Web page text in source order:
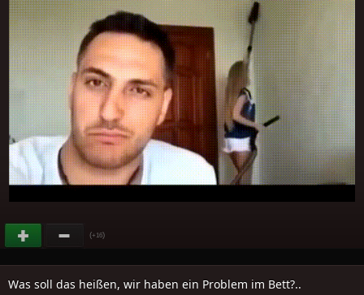
(+16)
Was soll das heißen, wir haben ein Problem im Bett?..